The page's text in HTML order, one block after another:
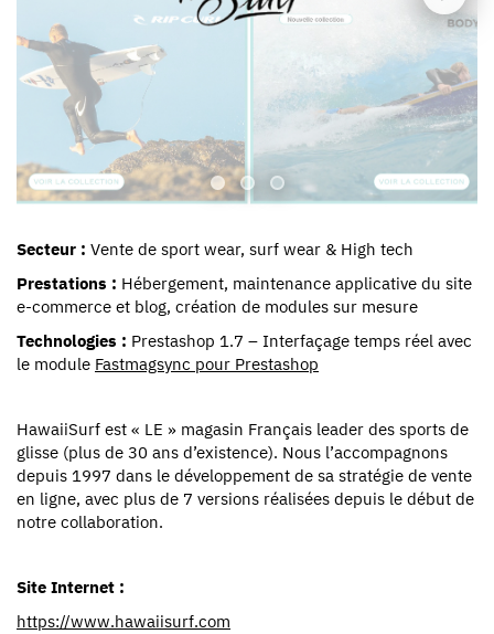
Secteur : Vente de sport wear, surf wear & High tech
Prestations : Hébergement, maintenance applicative du site
e-commerce et blog, création de modules sur mesure
Technologies : Prestashop 1.7 – Interfaçage temps réel avec
le module Fastmagsync pour Prestashop
HawaiiSurf est « LE » magasin Français leader des sports de
glisse (plus de 30 ans d’existence). Nous l’accompagnons
depuis 1997 dans le développement de sa stratégie de vente
en ligne, avec plus de 7 versions réalisées depuis le début de
notre collaboration.
Site Internet :
https://www.hawaiisurf.com